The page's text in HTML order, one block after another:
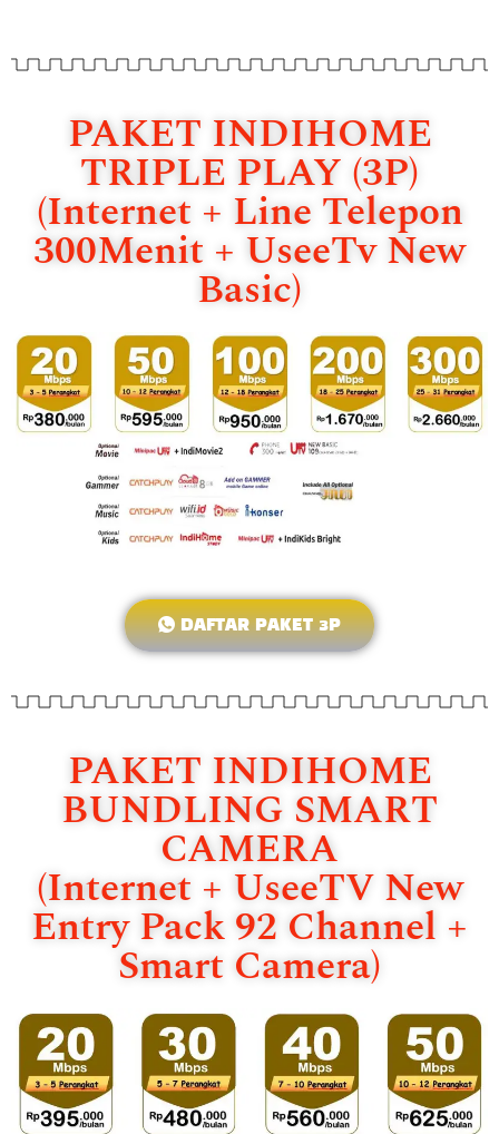
PAKET INDIHOME
TRIPLE PLAY (3P)
(Internet + Line Telepon
300Menit + UseeTv New
Basic)
DAFTAR PAKET 3P
PAKET INDIHOME
BUNDLING SMART
CAMERA
(Internet + UseeTV New
Entry Pack 92 Channel +
Smart Camera)